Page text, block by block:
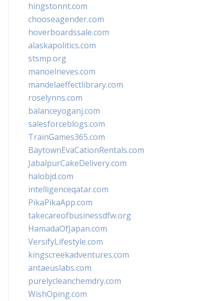
hingstonnt.com
chooseagender.com
hoverboardssale.com
alaskapolitics.com
stsmp.org
manoelneves.com
mandelaeffectlibrary.com
roselynns.com
balanceyoganj.com
salesforceblogs.com
TrainGames365.com
BaytownEvaCationRentals.com
JabalpurCakeDelivery.com
halobjd.com
intelligenceqatar.com
PikaPikaApp.com
takecareofbusinessdfw.org
HamadaOfJapan.com
VersifyLifestyle.com
kingscreekadventures.com
antaeuslabs.com
purelycleanchemdry.com
WishOping.com